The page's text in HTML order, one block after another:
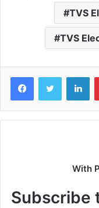
TVS
TVS
FacebookTwitter
With
Subscribe